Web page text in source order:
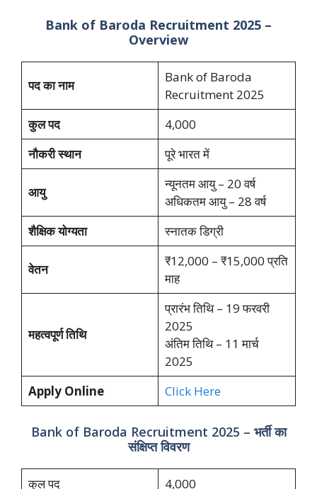
Bank of Baroda Recruitment 2025 –
Overview
पद का नाम
Bank of Baroda
Recruitment 2025
कुल पद
4,000
नौकरी स्थान
पूरे भारत में
आयु
न्यूनतम आयु – 20 वर्ष
अधिकतम आयु – 28 वर्ष
शैक्षिक योग्यता
स्नातक डिग्री
वेतन
₹12,000 – ₹15,000 प्रति
माह
महत्वपूर्ण तिथि
प्रारंभ तिथि – 19 फरवरी
2025
अंतिम तिथि – 11 मार्च
2025
Apply Online
Click Here
Bank of Baroda Recruitment 2025 – भर्ती का
संक्षिप्त विवरण
कुल पद
4,000